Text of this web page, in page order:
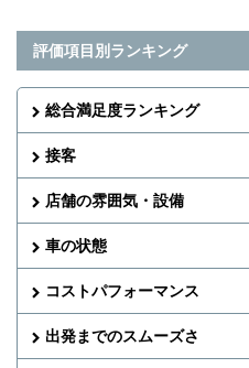
評価項目別ランキング
総合満足度ランキング
接客
店舗の雰囲気・設備
車の状態
コストパフォーマンス
出発までのスムーズさ